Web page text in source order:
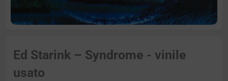
Ed Starink – Syndrome - vinile
usato